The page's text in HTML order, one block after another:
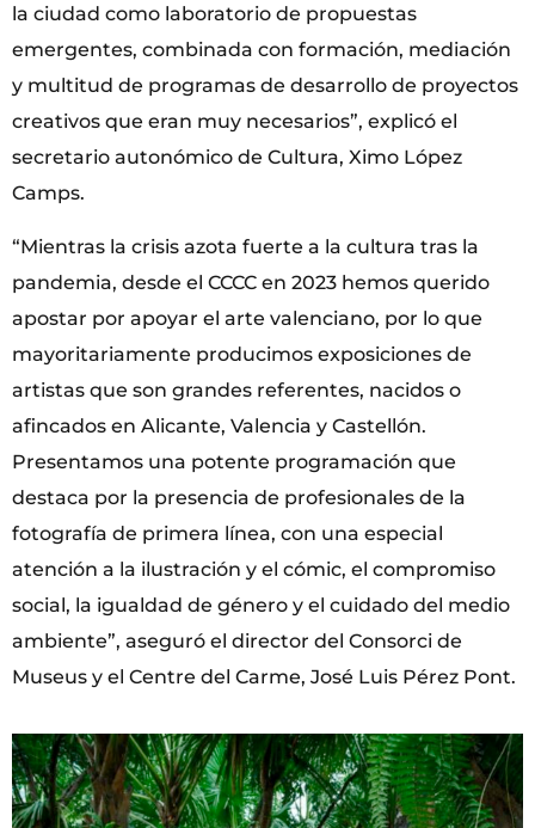
la ciudad como laboratorio de propuestas
emergentes, combinada con formación, mediación
y multitud de programas de desarrollo de proyectos
creativos que eran muy necesarios”, explicó el
secretario autonómico de Cultura, Ximo López
Camps.
“Mientras la crisis azota fuerte a la cultura tras la
pandemia, desde el CCCC en 2023 hemos querido
apostar por apoyar el arte valenciano, por lo que
mayoritariamente producimos exposiciones de
artistas que son grandes referentes, nacidos o
afincados en Alicante, Valencia y Castellón.
Presentamos una potente programación que
destaca por la presencia de profesionales de la
fotografía de primera línea, con una especial
atención a la ilustración y el cómic, el compromiso
social, la igualdad de género y el cuidado del medio
ambiente”, aseguró el director del Consorci de
Museus y el Centre del Carme, José Luis Pérez Pont.